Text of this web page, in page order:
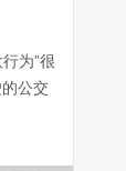
为”很
公交